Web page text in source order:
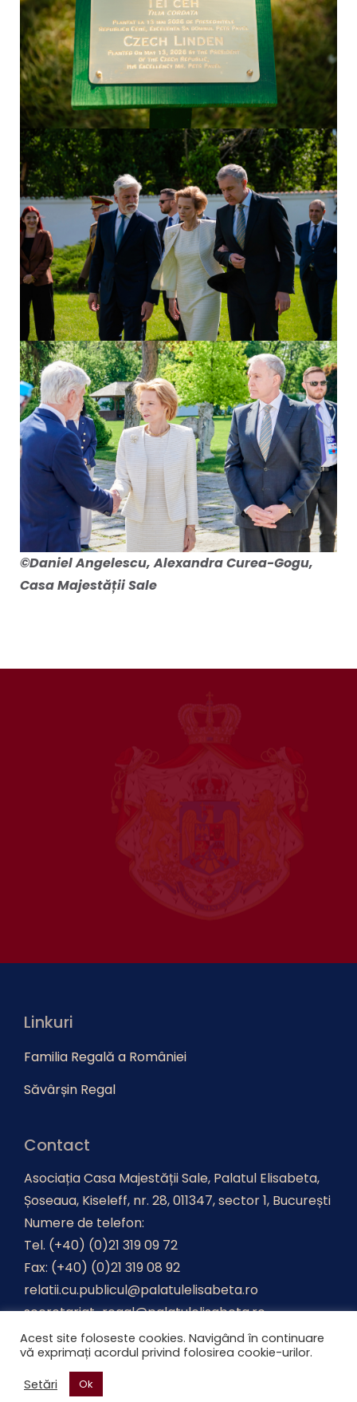
©Daniel Angelescu, Alexandra Curea-Gogu,
Casa Majestății Sale
Linkuri
Familia Regală a României
Săvârșin Regal
Contact
Asociația Casa Majestății Sale, Palatul Elisabeta,
Șoseaua, Kiseleff, nr. 28, 011347, sector 1, București
Numere de telefon:
Tel. (+40) (0)21 319 09 72
Fax: (+40) (0)21 319 08 92
relatii.cu.publicul@palatulelisabeta.ro
secretariat-regal@palatulelisabeta.ro
Realizat deAdvertica.
Acest site foloseste cookies. Navigând în continuare
vă exprimați acordul privind folosirea cookie-urilor.
Setări
Ok